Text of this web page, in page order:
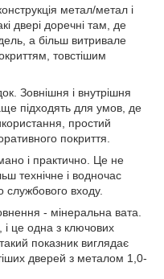
метал/метал і
двері доречні там, де
а більш витривале
товстішим
Зовнішня і внутрішня
підходять для умов, де
простий
покриття.
і практично. Це не
технічне і водночас
входу.
- мінеральна вата.
це одна з ключових
показник виглядає
дверей з металом 1,0-